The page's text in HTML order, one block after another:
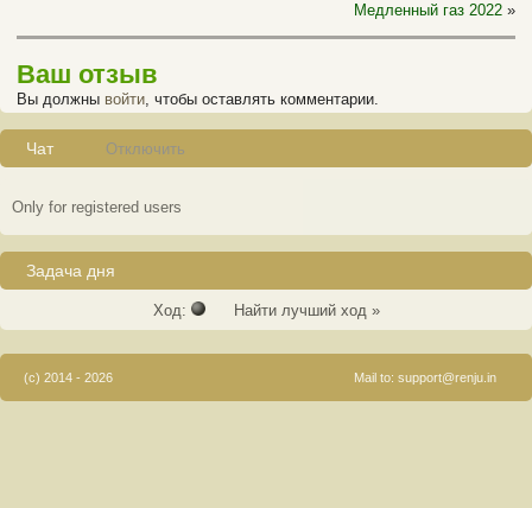
Медленный газ 2022 »
Ваш отзыв
Вы должны войти, чтобы оставлять комментарии.
Чат Отключить
Only for registered users
Задача дня
Ход: Найти лучший ход »
(c) 2014 - 2026 Mail to: support@renju.in